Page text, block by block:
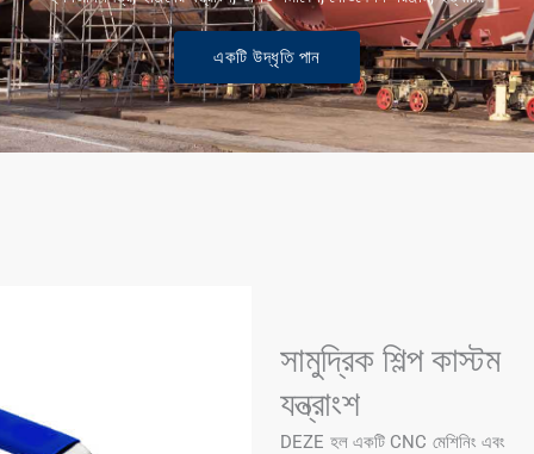
একটি উদ্ধৃতি পান
সামুদ্রিক শিল্প কাস্টম
যন্ত্রাংশ
DEZE হল একটি CNC মেশিনিং এবং